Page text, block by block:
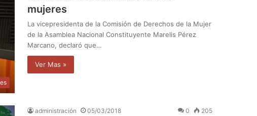
mujeres
La vicepresidenta de la Comisión de Derechos de la Mujer
de la Asamblea Nacional Constituyente Marelis Pérez
Marcano, declaró que…
Ver Mas »
administración 05/03/2018 0 205